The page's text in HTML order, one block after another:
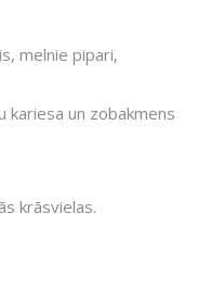
melnie pipari,
kariesa un zobakmens
krāsvielas.